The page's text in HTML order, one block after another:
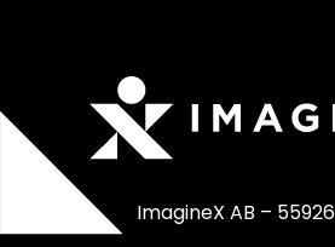
ImagineX AB –